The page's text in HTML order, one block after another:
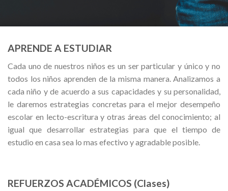
APRENDE A ESTUDIAR
Cada uno de nuestros niños es un ser particular y único y no
todos los niños aprenden de la misma manera. Analizamos a
cada niño y de acuerdo a sus capacidades y su personalidad,
le daremos estrategias concretas para el mejor desempeño
escolar en lecto-escritura y otras áreas del conocimiento; al
igual que desarrollar estrategias para que el tiempo de
estudio en casa sea lo mas efectivo y agradable posible.
REFUERZOS ACADÉMICOS (Clases)